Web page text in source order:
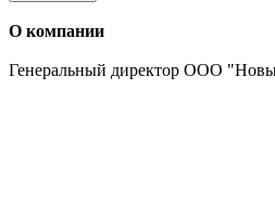
О компании
Генеральный директор ООО